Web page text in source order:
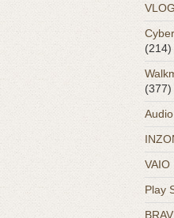
(214)
(377)
Audio
VAIO
Play